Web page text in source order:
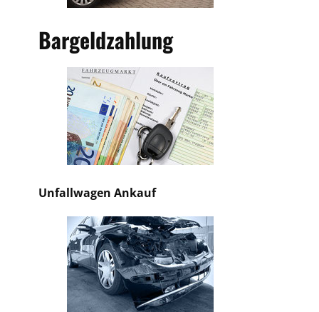
Bargeldzahlung
Unfallwagen Ankauf